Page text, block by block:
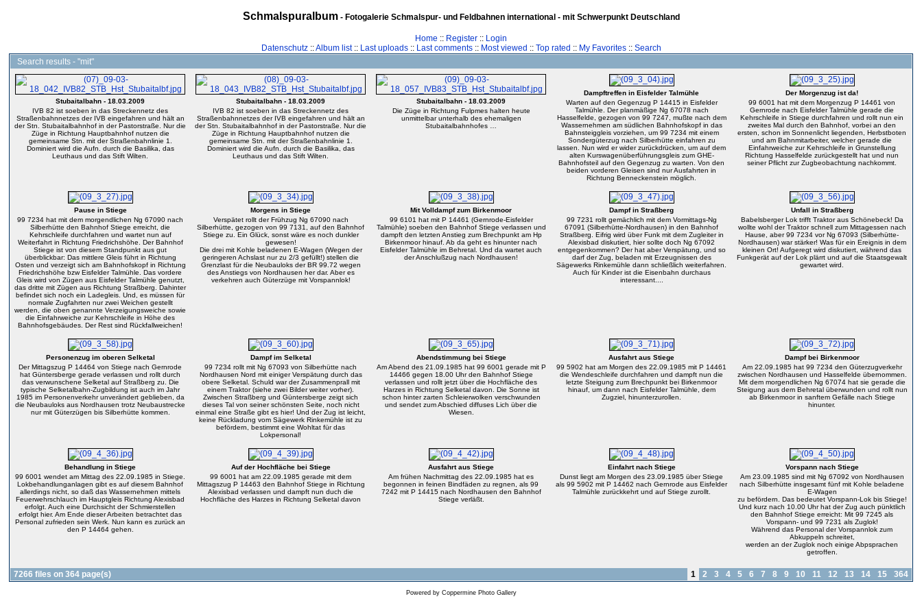
Schmalspuralbum- Fotogalerie Schmalspur- und Feldbahnen international - mit Schwerpunkt Deutschland
Home :: Register :: Login
Datenschutz::Album list:: Last uploads:: Last comments:: Most viewed :: Top rated :: My Favorites:: Search
Search results - "mit"
Stubaitalbahn - 18.03.2009
IVB 82 ist soeben in das Streckennetz des
Straßenbahnnetzes der IVB eingefahren und hält an
der Stn. Stubaitalbahnhof in der Pastorstraße. Nur die
Züge in Richtung Hauptbahnhof nutzen die
gemeinsame Stn. mit der Straßenbahnlinie 1.
Dominiert wird die Aufn. durch die Basilika, das
Leuthaus und das Stift Wilten.
Stubaitalbahn - 18.03.2009
IVB 82 ist soeben in das Streckennetz des
Straßenbahnnetzes der IVB eingefahren und hält an
der Stn. Stubaitalbahnhof in der Pastorstraße. Nur die
Züge in Richtung Hauptbahnhof nutzen die
gemeinsame Stn. mit der Straßenbahnlinie 1.
Dominiert wird die Aufn. durch die Basilika, das
Leuthaus und das Stift Wilten.
Stubaitalbahn - 18.03.2009
Die Züge in Richtung Fulpmes halten heute
unmittelbar unterhalb des ehemaligen
Stubaitalbahnhofes …
Dampftreffen in Eisfelder Talmühle
Warten auf den Gegenzug P 14415 in Eisfelder
Talmühle. Der planmäßige Ng 67078 nach
Hasselfelde, gezogen von 99 7247, mußte nach dem
Wassernehmen am südlichen Bahnhofskopf in das
Bahnsteiggleis vorziehen, um 99 7234 mit einem
Sondergüterzug nach Silberhütte einfahren zu
lassen. Nun wird er wider zurückdrücken, um auf dem
alten Kurswagenüberführungsgleis zum GHE-
Bahnhofsteil auf den Gegenzug zu warten. Von den
beiden vorderen Gleisen sind nur Ausfahrten in
Richtung Benneckenstein möglich.
Der Morgenzug ist da!
99 6001 hat mit dem Morgenzug P 14461 von
Gernrode nach Eisfelder Talmühle gerade die
Kehrschleife in Stiege durchfahren und rollt nun ein
zweites Mal durch den Bahnhof, vorbei an den
ersten, schon im Sonnenlicht liegenden, Herbstboten
und am Bahnmitarbeiter, welcher gerade die
Einfahrweiche zur Kehrschleife in Grunstellung
Richtung Hasselfelde zurückgestellt hat und nun
seiner Pflicht zur Zugbeobachtung nachkommt.
Pause in Stiege
99 7234 hat mit dem morgendlichen Ng 67090 nach
Silberhütte den Bahnhof Stiege erreicht, die
Kehrschleife durchfahren und wartet nun auf
Weiterfahrt in Richtung Friedrichshöhe. Der Bahnhof
Stiege ist von diesem Standpunkt aus gut
überblickbar: Das mittlere Gleis führt in Richtung
Osten und verzeigt sich am Bahnhofskopf in Richtung
Friedrichshöhe bzw Eisfelder Talmühle. Das vordere
Gleis wird von Zügen aus Eisfelder Talmühle genutzt,
das dritte mit Zügen aus Richtung Straßberg. Dahinter
befindet sich noch ein Ladegleis. Und, es müssen für
normale Zugfahrten nur zwei Weichen gestellt
werden, die oben genannte Verzeigungsweiche sowie
die Einfahrweiche zur Kehrschleife in Höhe des
Bahnhofsgebäudes. Der Rest sind Rückfallweichen!
Morgens in Stiege
Verspätet rollt der Frühzug Ng 67090 nach
Silberhütte, gezogen von 99 7131, auf den Bahnhof
Stiege zu. Ein Glück, sonst wäre es noch dunkler
gewesen!
Die drei mit Kohle beladenen E-Wagen (Wegen der
geringeren Achslast nur zu 2/3 gefüllt!) stellen die
Grenzlast für die Neubauloks der BR 99.72 wegen
des Anstiegs von Nordhausen her dar. Aber es
verkehren auch Güterzüge mit Vorspannlok!
Mit Volldampf zum Birkenmoor
99 6101 hat mit P 14461 (Gernrode-Eisfelder
Talmühle) soeben den Bahnhof Stiege verlassen und
dampft den letzten Anstieg zum Brechpunkt am Hp
Birkenmoor hinauf. Ab da geht es hinunter nach
Eisfelder Talmühle im Behretal. Und da wartet auch
der Anschlußzug nach Nordhausen!
Dampf in Straßberg
99 7231 rollt gemächlich mit dem Vormittags-Ng
67091 (Silberhütte-Nordhausen) in den Bahnhof
Straßberg. Eifrig wird über Funk mit dem Zugleiter in
Alexisbad diskutiert, hier sollte doch Ng 67092
entgegenkommen? Der hat aber Verspätung, und so
darf der Zug, beladen mit Erzeugnissen des
Sägewerks Rinkemühle dann schließlich weiterfahren.
Auch für Kinder ist die Eisenbahn durchaus
interessant....
Unfall in Straßberg
Babelsberger Lok trifft Traktor aus Schönebeck! Da
wollte wohl der Traktor schnell zum Mittagessen nach
Hause, aber 99 7234 vor Ng 67093 (Silberhütte-
Nordhausen) war stärker! Was für ein Ereignis in dem
kleinen Ort! Aufgeregt wird diskutiert, während das
Funkgerät auf der Lok plärrt und auf die Staatsgewalt
gewartet wird.
Personenzug im oberen Selketal
Der Mittagszug P 14464 von Stiege nach Gernrode
hat Güntersberge gerade verlassen und rollt durch
das verwunschene Selketal auf Straßberg zu. Die
typische Selketalbahn-Zugbildung ist auch im Jahr
1985 im Personenverkehr unverändert geblieben, da
die Neubauloks aus Nordhausen trotz Neubaustrecke
nur mit Güterzügen bis Silberhütte kommen.
Dampf im Selketal
99 7234 rollt mit Ng 67093 von Silberhütte nach
Nordhausen Nord mit einiger Verspätung durch das
obere Selketal. Schuld war der Zusammenprall mit
einem Traktor (siehe zwei Bilder weiter vorher).
Zwischen Straßberg und Güntersberge zeigt sich
dieses Tal von seiner schönsten Seite, noch nicht
einmal eine Straße gibt es hier! Und der Zug ist leicht,
keine Rückladung vom Sägewerk Rinkemühle ist zu
befördern, bestimmt eine Wohltat für das
Lokpersonal!
Abendstimmung bei Stiege
Am Abend des 21.09.1985 hat 99 6001 gerade mit P
14466 gegen 18.00 Uhr den Bahnhof Stiege
verlassen und rollt jetzt über die Hochfläche des
Harzes in Richtung Selketal davon. Die Sonne ist
schon hinter zarten Schleierwolken verschwunden
und sendet zum Abschied diffuses Lich über die
Wiesen.
Ausfahrt aus Stiege
99 5902 hat am Morgen des 22.09.1985 mit P 14461
die Wendeschleife durchfahren und dampft nun die
letzte Steigung zum Brechpunkt bei Birkenmoor
hinauf, um dann nach Eisfelder Talmühle, dem
Zugziel, hinunterzurollen.
Dampf bei Birkenmoor
Am 22.09.1985 hat 99 7234 den Güterzugverkehr
zwischen Nordhausen und Hasselfelde übernommen.
Mit dem morgendlichen Ng 67074 hat sie gerade die
Steigung aus dem Behretal überwunden und rollt nun
ab Birkenmoor in sanftem Gefälle nach Stiege
hinunter.
Behandlung in Stiege
99 6001 wendet am Mittag des 22.09.1985 in Stiege.
Lokbehandlunganlagen gibt es auf diesem Bahnhof
allerdings nicht, so daß das Wassernehmen mittels
Feuerwehrschlauch im Hauptgleis Richtung Alexisbad
erfolgt. Auch eine Durchsicht der Schmierstellen
erfolgt hier. Am Ende dieser Arbeiten betrachtet das
Personal zufrieden sein Werk. Nun kann es zurück an
den P 14464 gehen.
Auf der Hochfläche bei Stiege
99 6001 hat am 22.09.1985 gerade mit dem
Mittagszug P 14463 den Bahnhof Stiege in Richtung
Alexisbad verlassen und dampft nun duch die
Hochfläche des Harzes in Richtung Selketal davon
Ausfahrt aus Stiege
Am frühen Nachmittag des 22.09.1985 hat es
begonnen in feinen Bindfäden zu regnen, als 99
7242 mit P 14415 nach Nordhausen den Bahnhof
Stiege verläßt.
Einfahrt nach Stiege
Dunst liegt am Morgen des 23.09.1985 über Stiege
als 99 5902 mit P 14462 nach Gernrode aus Eisfelder
Talmühle zurückkehrt und auf Stiege zurollt.
Vorspann nach Stiege
Am 23.09.1985 sind mit Ng 67092 von Nordhausen
nach Silberhütte insgesamt fünf mit Kohle beladene
E-Wagen
zu befördern. Das bedeutet Vorspann-Lok bis Stiege!
Und kurz nach 10.00 Uhr hat der Zug auch pünktlich
den Bahnhof Stiege erreicht: Mit 99 7245 als
Vorspann- und 99 7231 als Zuglok!
Während das Personal der Vorspannlok zum
Abkuppeln schreitet,
werden an der Zuglok noch einige Abpsprachen
getroffen.
7266 files on 364 page(s) 1 2 3 4 5 6 7 8 9 10 11 12 13 14 15 364
Powered by Coppermine Photo Gallery